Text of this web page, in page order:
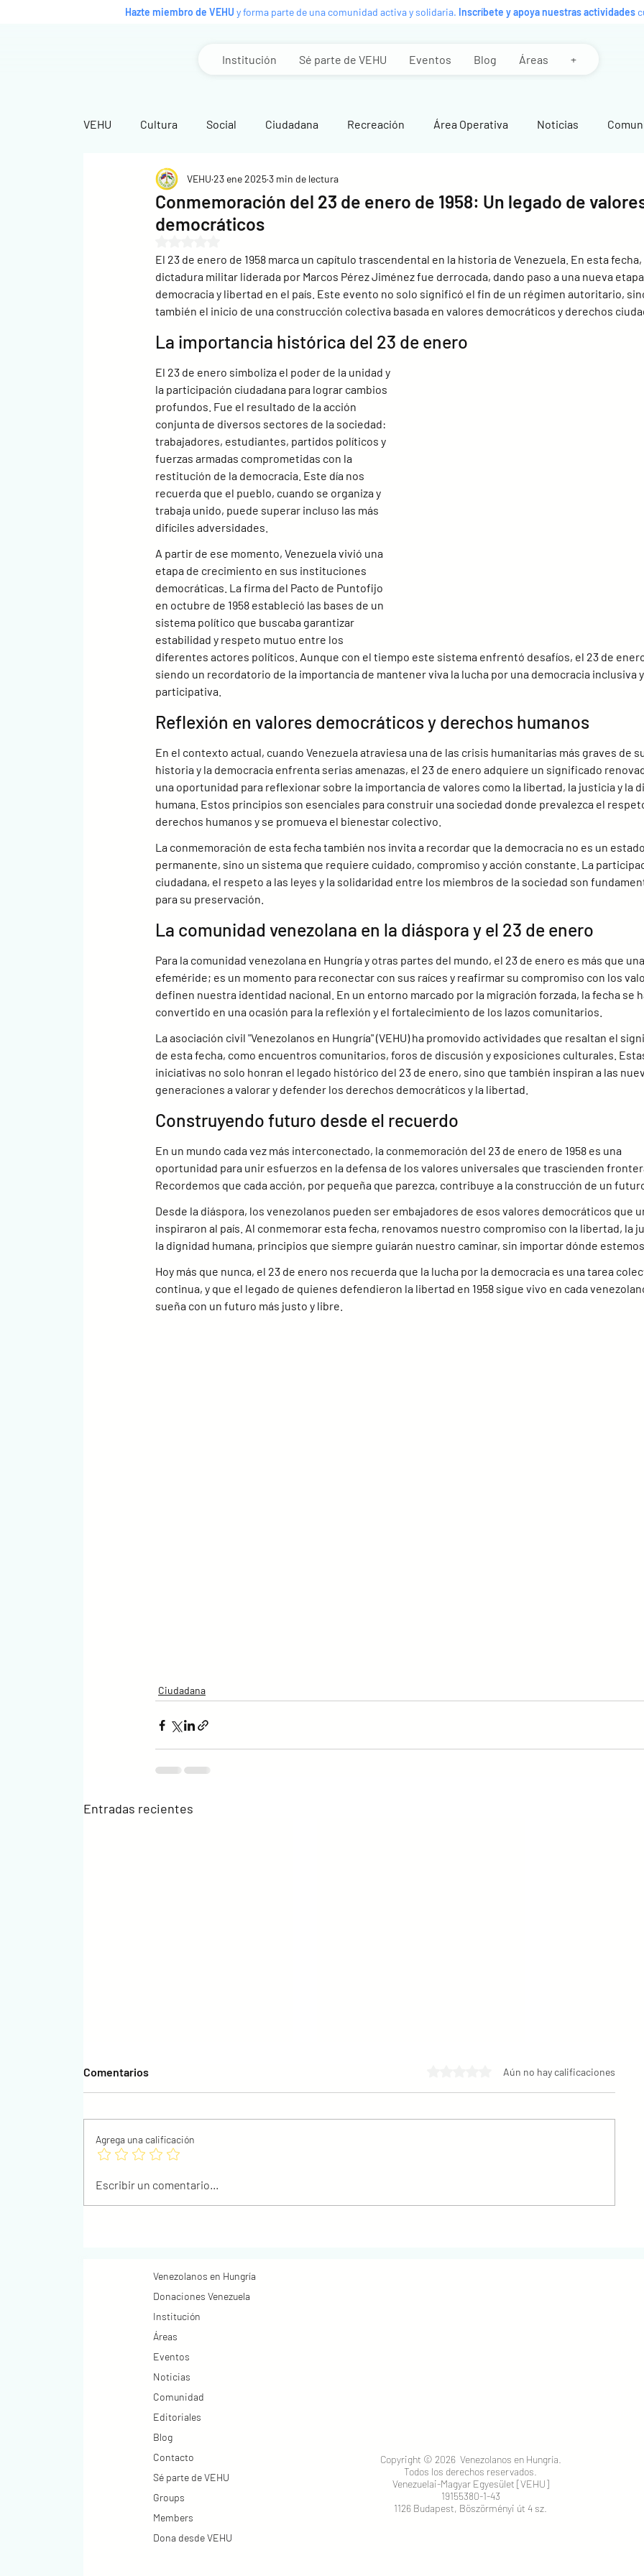
Hazte miembro de VEHU y forma parte de una comunidad activa y solidaria. Inscríbete y apoya nuestras actividades
Institución Sé parte de VEHU Eventos Blog Áreas +
VEHU Cultura Social Ciudadana Recreación Área Operativa Noticias
Editoriales
Conmemoración del 23 de enero de 1958: Un legado de
democráticos
VEHU 23 ene 20253 min de lectura
El 23 de enero de 1958 marca un capítulo trascendental en la historia de Venezuela. En esta fecha,
dictadura militar liderada por Marcos Pérez Jiménez fue derrocada, dando paso a una nueva
democracia y libertad en el país. Este evento no solo significó el fin de un régimen autoritario,
también el inicio de una construcción colectiva basada en valores democráticos y derechos
La importancia histórica del 23 de enero
El 23 de enero simboliza el poder de la unidad y
la participación ciudadana para lograr cambios
profundos. Fue el resultado de la acción
conjunta de diversos sectores de la sociedad:
trabajadores, estudiantes, partidos políticos y
fuerzas armadas comprometidas con la
restitución de la democracia. Este día nos
recuerda que el pueblo, cuando se organiza y
trabaja unido, puede superar incluso las más
difíciles adversidades.
A partir de ese momento, Venezuela vivió una
etapa de crecimiento en sus instituciones
democráticas. La firma del Pacto de Puntofijo
en octubre de 1958 estableció las bases de un
sistema político que buscaba garantizar
estabilidad y respeto mutuo entre los
diferentes actores políticos. Aunque con el tiempo este sistema enfrentó desafíos, el 23 de
siendo un recordatorio de la importancia de mantener viva la lucha por una democracia inclusiva y
participativa.
Reflexión en valores democráticos y derechos humanos
En el contexto actual, cuando Venezuela atraviesa una de las crisis humanitarias más graves de
historia y la democracia enfrenta serias amenazas, el 23 de enero adquiere un significado
una oportunidad para reflexionar sobre la importancia de valores como la libertad, la justicia y la
humana. Estos principios son esenciales para construir una sociedad donde prevalezca el
derechos humanos y se promueva el bienestar colectivo.
La conmemoración de esta fecha también nos invita a recordar que la democracia no es un estado
permanente, sino un sistema que requiere cuidado, compromiso y acción constante. La
ciudadana, el respeto a las leyes y la solidaridad entre los miembros de la sociedad son
para su preservación.
La comunidad venezolana en la diáspora y el 23 de enero
Para la comunidad venezolana en Hungría y otras partes del mundo, el 23 de enero es más que una
efeméride; es un momento para reconectar con sus raíces y reafirmar su compromiso con los
definen nuestra identidad nacional. En un entorno marcado por la migración forzada, la fecha se
convertido en una ocasión para la reflexión y el fortalecimiento de los lazos comunitarios.
La asociación civil "Venezolanos en Hungría" (VEHU) ha promovido actividades que resaltan el
de esta fecha, como encuentros comunitarios, foros de discusión y exposiciones culturales.
iniciativas no solo honran el legado histórico del 23 de enero, sino que también inspiran a las
generaciones a valorar y defender los derechos democráticos y la libertad.
Construyendo futuro desde el recuerdo
En un mundo cada vez más interconectado, la conmemoración del 23 de enero de 1958 es una
oportunidad para unir esfuerzos en la defensa de los valores universales que trascienden
Recordemos que cada acción, por pequeña que parezca, contribuye a la construcción de un
Desde la diáspora, los venezolanos pueden ser embajadores de esos valores democráticos que
inspiraron al país. Al conmemorar esta fecha, renovamos nuestro compromiso con la libertad, la
la dignidad humana, principios que siempre guiarán nuestro caminar, sin importar dónde estemos.
Hoy más que nunca, el 23 de enero nos recuerda que la lucha por la democracia es una tarea
continua, y que el legado de quienes defendieron la libertad en 1958 sigue vivo en cada
sueña con un futuro más justo y libre.
Ciudadana
Entradas recientes
Hungría en llamas: 67
Comentarios Obtuvo 0 de 5 estrellas.Aún no hay calificaciones
Agrega una calificación
Escribir un comentario...
Venezolanos en Hungría
Donaciones Venezuela
Institución
Áreas
Eventos
Noticias
Comunidad
Editoriales
Blog
Contacto
Sé parte de VEHU
Groups
Members
Dona desde VEHU
Copyright © 2026 Venezolanos en Hungría.
Todos los derechos reservados.
Venezuelai-Magyar Egyesület [VEHU]
19155380-1-43
1126 Budapest, Böszörményi út 4 sz.​